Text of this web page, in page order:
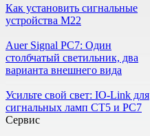
Как установить сигнальные
устройства М22
Auer Signal PC7: Один
столбчатый светильник, два
варианта внешнего вида
Усильте свой свет: IO-Link для
сигнальных ламп CT5 и PC7
Сервис